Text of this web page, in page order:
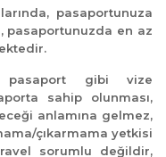
pasaportunuza
pasaportunuzda en az
pasaport gibi vize
sahip olunması,
anlamına gelmez,
çıkarmama yetkisi
sorumlu değildir,